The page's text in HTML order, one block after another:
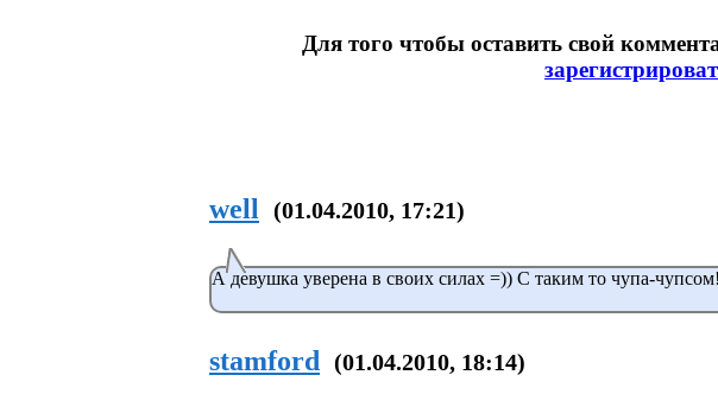
Для того чтобы оставить свой
well (01.04.2010, 17:21)
А девушка уверена в своих силах =)) С таким то чупа-
stamford (01.04.2010, 18:14)